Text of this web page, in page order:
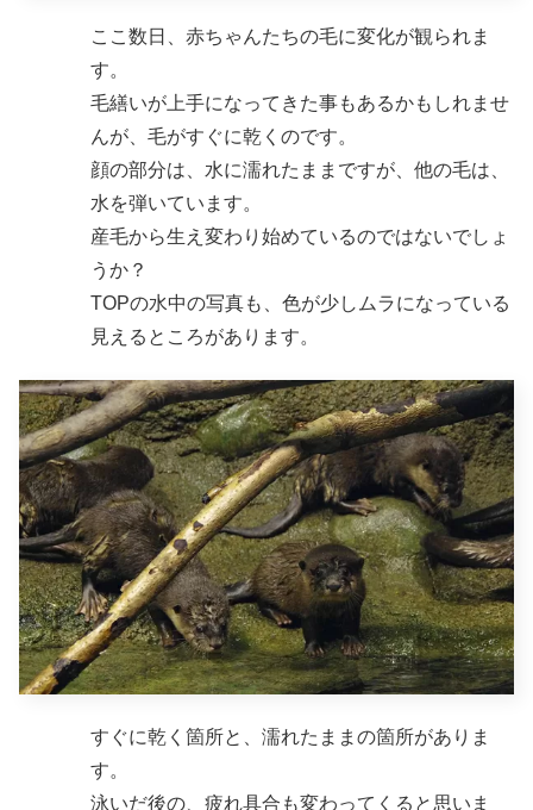
ここ数日、赤ちゃんたちの毛に変化が観られま
す。
毛繕いが上手になってきた事もあるかもしれませ
んが、毛がすぐに乾くのです。
顔の部分は、水に濡れたままですが、他の毛は、
水を弾いています。
産毛から生え変わり始めているのではないでしょ
うか？
TOPの水中の写真も、色が少しムラになっている
見えるところがあります。
すぐに乾く箇所と、濡れたままの箇所がありま
す。
泳いだ後の、疲れ具合も変わってくると思いま